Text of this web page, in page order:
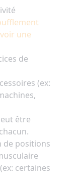
une
de
(ex:
être
de positions
certaines